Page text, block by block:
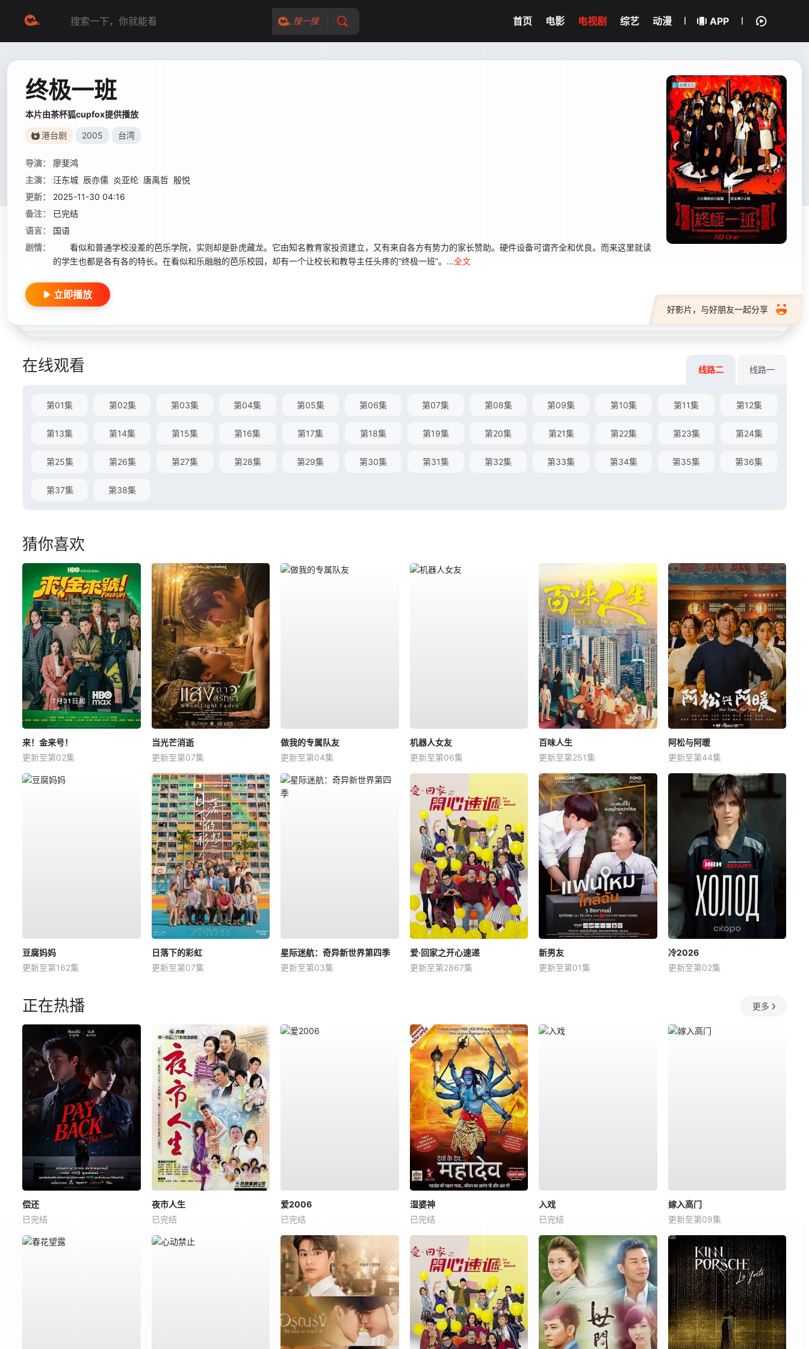
搜一搜 首页 电影 电视剧 综艺 动漫 APP
终极一班
本片由茶杯狐cupfox提供播放
港台剧 2005 台湾
导演：
廖斐鸿
主演：
汪东城 辰亦儒 炎亚纶 唐禹哲 殷悦
更新：
2025-11-30 04:16
备注：
已完结
语言：
国语
剧情：
看似和普通学校没差的芭乐学院，实则却是卧虎藏龙。它由知名教育家投资建立，又有来自各方有势力的家长赞助。硬件设备可谓齐全和优良。而来这里就读
的学生也都是各有各的特长。在看似和乐融融的芭乐校园，却有一个让校长和教导主任头疼的“终极一班”。...全文
好影片，与好朋友一起分享
立即播放
在线观看 线路二 线路一
第01集 第02集 第03集 第04集 第05集 第06集 第07集 第08集 第09集 第10集 第11集 第12集
第13集 第14集 第15集 第16集 第17集 第18集 第19集 第20集 第21集 第22集 第23集 第24集
第25集 第26集 第27集 第28集 第29集 第30集 第31集 第32集 第33集 第34集 第35集 第36集
第37集 第38集
猜你喜欢
来！金来号！
更新至第02集
当光芒消逝
更新至第07集
做我的专属队友
更新至第04集
机器人女友
更新至第06集
百味人生
更新至第251集
阿松与阿暖
更新至第44集
豆腐妈妈
更新至第162集
日落下的彩虹
更新至第07集
星际迷航：奇异新世界第四季
更新至第03集
爱·回家之开心速递
更新至第2867集
新男友
更新至第01集
冷2026
更新至第02集
正在热播 更多
偿还
已完结
夜市人生
已完结
爱2006
已完结
湿婆神
已完结
入戏
已完结
嫁入高门
更新至第09集